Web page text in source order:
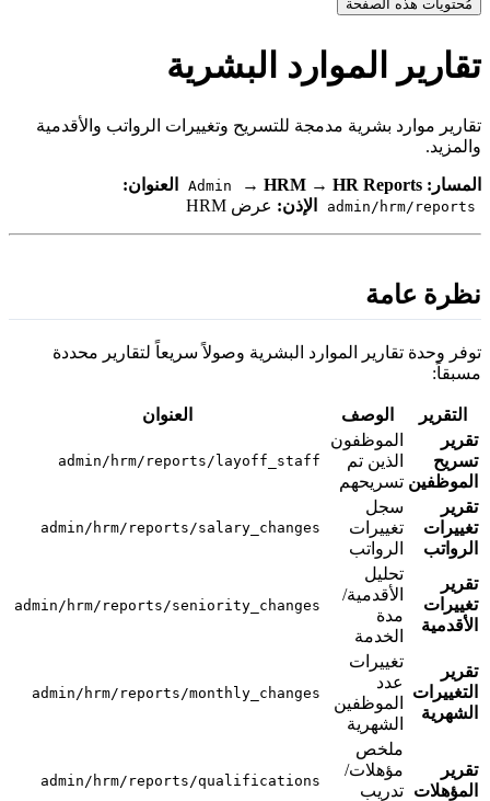
مُحتويات هذه الصفحة
الموارد البشرية
موارد بشرية مدمجة للتسريح وتغييرات الرواتب والأقدمية
Admin →HRM→HR Reports العنوان:
admin/hrm/reports الإذن:عرض HRM
عامة
وحدة تقارير الموارد البشرية وصولاً سريعاً لتقارير محددة
التقرير الوصف
العنوان
تقرير
تسريح
الموظفين
الموظفون
الذين تم
تسريحهم
admin/hrm/reports/layoff_staff
تقرير
تغييرات
الرواتب
سجل
تغييرات
الرواتب
admin/hrm/reports/salary_changes
تقرير
تغييرات
الأقدمية
تحليل
الأقدمية/
مدة
الخدمة
admin/hrm/reports/seniority_changes
تقرير
التغييرات
الشهرية
تغييرات
عدد
الموظفين
الشهرية
admin/hrm/reports/monthly_changes
تقرير
المؤهلات
ملخص
مؤهلات/
تدريب
admin/hrm/reports/qualifications